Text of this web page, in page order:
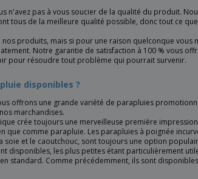
n'avez pas à vous soucier de la qualité du produit.
tous de la meilleure qualité possible, donc tout ce que
produits, mais si pour une raison quelconque vous
Notre garantie de satisfaction à 100 % vous
pour résoudre tout problème qui pourrait survenir.
disponibles ?
offrons une grande variété de parapluies
marchandises.
crée toujours une merveilleuse première
que comme parapluie. Les parapluies à poignée
et le caoutchouc, sont toujours une option
disponibles, les plus petites étant particulièrement
standard. Comme précédemment, ils sont